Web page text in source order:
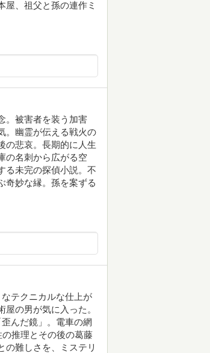
屋、祖父と孫の連作ミ
。被害者を装う加害
。幽霊が伝える戦火の
の悲哀。長期的に人生
の名刺から広がる空
る未完の探偵小説。不
奇妙な縁。孫を案ずる
テクニカルな仕上が
の男が気に入った。
んだ鏡」。電車の網
推理とその後の葛藤
の難しさを、ミステリ